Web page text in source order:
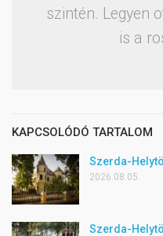
szintén. Legyen
is a
KAPCSOLÓDÓ TARTALOM
Szerda-
2026.08.05.
Szerda-